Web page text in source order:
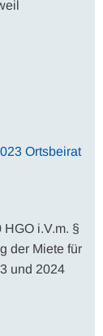
Ortsbeirat
i.V.m. §
der Miete für
und 2024